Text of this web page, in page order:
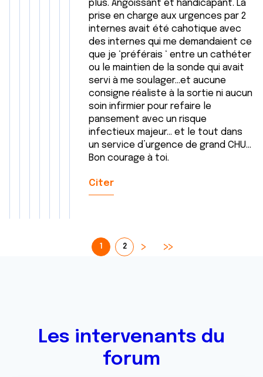
plus. Angoissant et handicapant. La
prise en charge aux urgences par 2
internes avait été cahotique avec
des internes qui me demandaient ce
que je ‘préférais ‘ entre un cathéter
ou le maintien de la sonde qui avait
servi à me soulager…et aucune
consigne réaliste à la sortie ni aucun
soin infirmier pour refaire le
pansement avec un risque
infectieux majeur… et le tout dans
un service d’urgence de grand CHU…
Bon courage à toi.
Citer
1 2
Les intervenants du
forum